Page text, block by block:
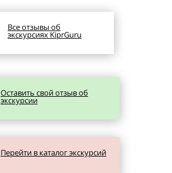
Все отзывы об
экскурсиях KiprGuru
Оставить свой отзыв об
экскурсии
Перейти в каталог экскурсий